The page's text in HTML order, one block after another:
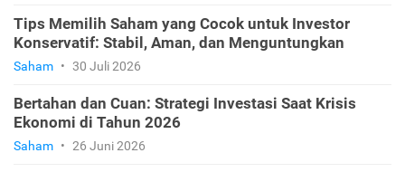
Tips Memilih Saham yang Cocok untuk Investor
Konservatif: Stabil, Aman, dan Menguntungkan
Saham • 30 Juli 2026
Bertahan dan Cuan: Strategi Investasi Saat Krisis
Ekonomi di Tahun 2026
Saham • 26 Juni 2026